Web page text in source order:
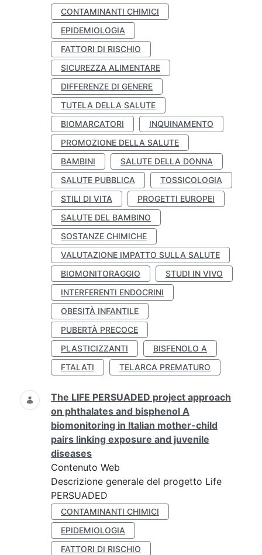
CONTAMINANTI CHIMICI
EPIDEMIOLOGIA
FATTORI DI RISCHIO
SICUREZZA ALIMENTARE
DIFFERENZE DI GENERE
TUTELA DELLA SALUTE
BIOMARCATORI
INQUINAMENTO
PROMOZIONE DELLA SALUTE
BAMBINI
SALUTE DELLA DONNA
SALUTE PUBBLICA
TOSSICOLOGIA
STILI DI VITA
PROGETTI EUROPEI
SALUTE DEL BAMBINO
SOSTANZE CHIMICHE
VALUTAZIONE IMPATTO SULLA SALUTE
BIOMONITORAGGIO
STUDI IN VIVO
INTERFERENTI ENDOCRINI
OBESITÀ INFANTILE
PUBERTÀ PRECOCE
PLASTICIZZANTI
BISFENOLO A
FTALATI
TELARCA PREMATURO
The LIFE PERSUADED project approach
on phthalates and bisphenol A
biomonitoring in Italian mother-child
pairs linking exposure and juvenile
diseases
Contenuto Web
Descrizione generale del progetto Life
PERSUADED
CONTAMINANTI CHIMICI
EPIDEMIOLOGIA
FATTORI DI RISCHIO